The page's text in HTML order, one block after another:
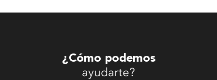
¿Cómo podemos
ayudarte?